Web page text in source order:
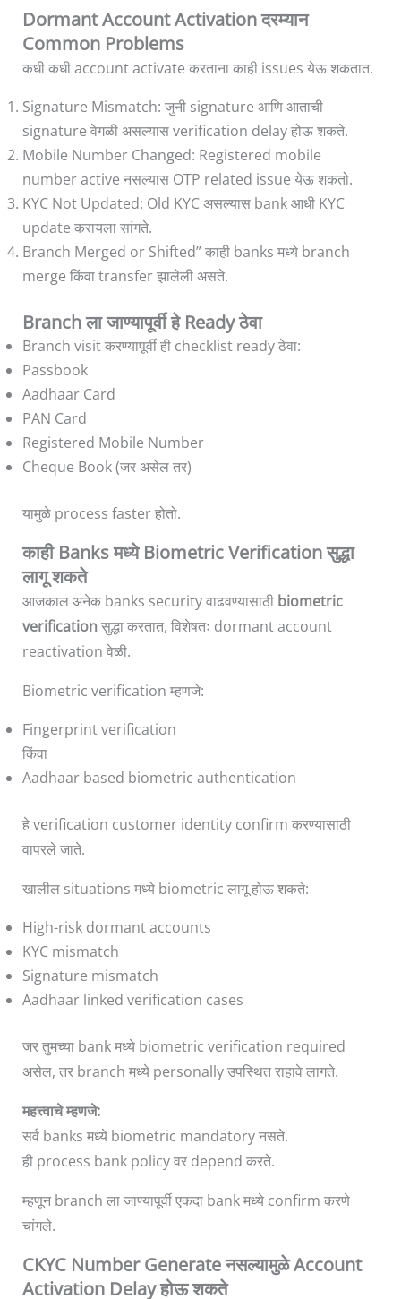
Dormant Account Activation दरम्यान
Common Problems
कधी कधी account activate करताना काही issues येऊ शकतात.
Signature Mismatch: जुनी signature आणि आताची
signature वेगळी असल्यास verification delay होऊ शकते.
Mobile Number Changed: Registered mobile
number active नसल्यास OTP related issue येऊ शकतो.
KYC Not Updated: Old KYC असल्यास bank आधी KYC
update करायला सांगते.
Branch Merged or Shifted” काही banks मध्ये branch
merge किंवा transfer झालेली असते.
Branch ला जाण्यापूर्वी हे Ready ठेवा
Branch visit करण्यापूर्वी ही checklist ready ठेवा:
Passbook
Aadhaar Card
PAN Card
Registered Mobile Number
Cheque Book (जर असेल तर)
यामुळे process faster होतो.
काही Banks मध्ये Biometric Verification सुद्धा
लागू शकते
आजकाल अनेक banks security वाढवण्यासाठी biometric
verification सुद्धा करतात, विशेषतः dormant account
reactivation वेळी.
Biometric verification म्हणजे:
Fingerprint verification
किंवा
Aadhaar based biometric authentication
हे verification customer identity confirm करण्यासाठी
वापरले जाते.
खालील situations मध्ये biometric लागू होऊ शकते:
High-risk dormant accounts
KYC mismatch
Signature mismatch
Aadhaar linked verification cases
जर तुमच्या bank मध्ये biometric verification required
असेल, तर branch मध्ये personally उपस्थित राहावे लागते.
महत्त्वाचे म्हणजे:
सर्व banks मध्ये biometric mandatory नसते.
ही process bank policy वर depend करते.
म्हणून branch ला जाण्यापूर्वी एकदा bank मध्ये confirm करणे
चांगले.
CKYC Number Generate नसल्यामुळे Account
Activation Delay होऊ शकते